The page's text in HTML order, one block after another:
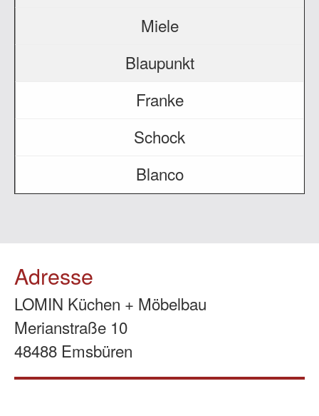
Miele
Blaupunkt
Franke
Schock
Blanco
Adresse
LOMIN Küchen + Möbelbau
Merianstraße 10
48488 Emsbüren